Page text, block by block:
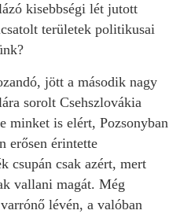
kisebbségi lét jutott
területek politikusai
jött a második nagy
sorolt Csehszlovákia
minket is elért, Pozsonyban
erősen érintette
csupán csak azért, mert
vallani magát. Még
lévén, a valóban